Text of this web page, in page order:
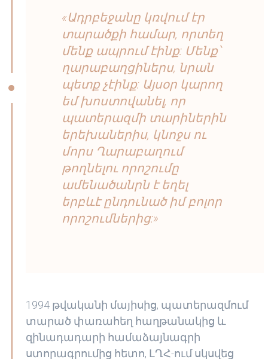
«Ադրբեջանը կռվում էր
տարածքի համար, որտեղ
մենք ապրում էինք: Մենք՝
ղարաբաղցիներս, նրան
պետք չէինք: Այսօր կարող
եմ խոստովանել, որ
պատերազմի տարիներին
երեխաներիս, կնոջս ու
մորս Ղարաբաղում
թողնելու որոշումը
ամենածանրն է եղել
երբևէ ընդունած իմ բոլոր
որոշումներից:»
1994 թվականի մայիսից, պատերազմում
տարած փառահեղ հաղթանակից և
զինադադարի համաձայնագրի
ստորագրումից հետո, ԼՂՀ-ում սկսվեց